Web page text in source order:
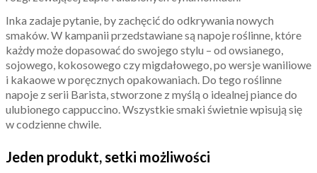
Inka zadaje pytanie, by zachęcić do odkrywania nowych
smaków. W kampanii przedstawiane są napoje roślinne, które
każdy może dopasować do swojego stylu – od owsianego,
sojowego, kokosowego czy migdałowego, po wersje waniliowe
i kakaowe w poręcznych opakowaniach. Do tego roślinne
napoje z serii Barista, stworzone z myślą o idealnej piance do
ulubionego cappuccino. Wszystkie smaki świetnie wpisują się
w codzienne chwile.
Jeden produkt, setki możliwości